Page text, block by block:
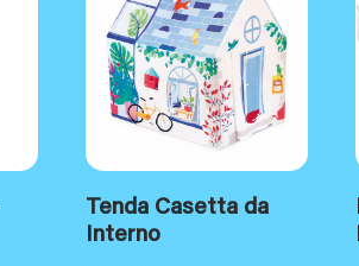
Tenda Casetta da
Interno